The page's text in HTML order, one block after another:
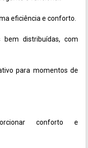
eficiência e conforto.
bem distribuídas, com
para momentos de
conforto e